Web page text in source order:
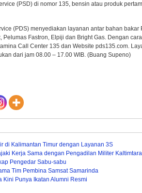
(PSD) di nomor 135, bensin atau produk
(PDS) menyediakan layanan antar bahan bakar
Pelumas Fastron, Elpiji dan Bright Gas. Dengan
Call Center 135 dan Website pds135.com.
dari jam 08.00 – 17.00 WIB. (Buang Supeno)
di Kalimantan Timur dengan Layanan 3S
Kerja Sama dengan Pengadilan Militer Kaltimtara
Pengedar Sabu-sabu
Tim Pembina Samsat Samarinda
Kini Punya Ikatan Alumni Resmi